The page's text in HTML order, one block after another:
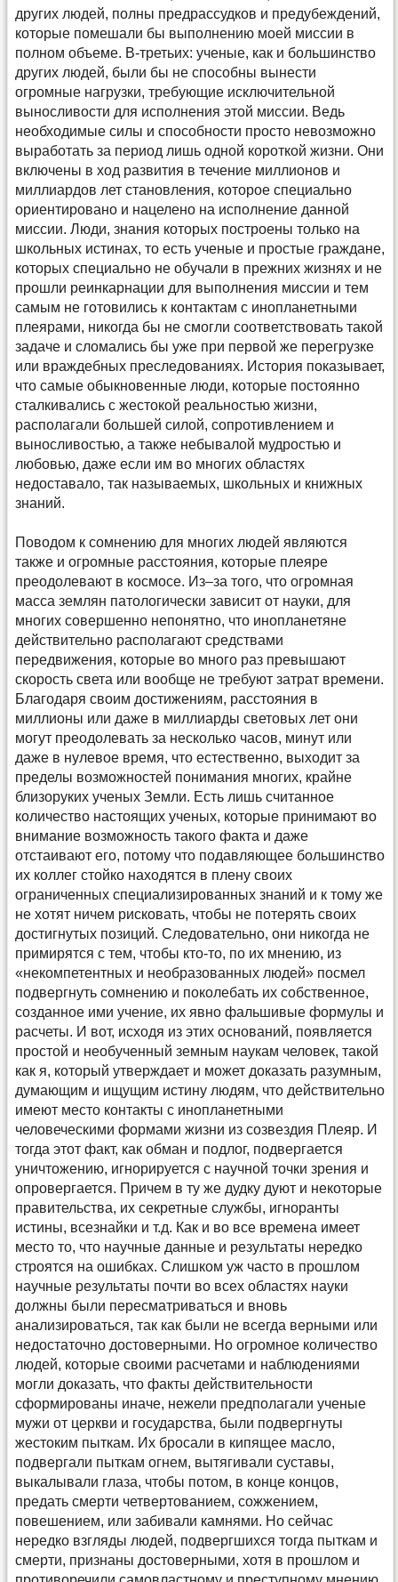
других людей, полны предрассудков и предубеждений,
которые помешали бы выполнению моей миссии в
полном объеме. В-третьих: ученые, как и большинство
других людей, были бы не способны вынести
огромные нагрузки, требующие исключительной
выносливости для исполнения этой миссии. Ведь
необходимые силы и способности просто невозможно
выработать за период лишь одной короткой жизни. Они
включены в ход развития в течение миллионов и
миллиардов лет становления, которое специально
ориентировано и нацелено на исполнение данной
миссии. Люди, знания которых построены только на
школьных истинах, то есть ученые и простые граждане,
которых специально не обучали в прежних жизнях и не
прошли реинкарнации для выполнения миссии и тем
самым не готовились к контактам с инопланетными
плеярами, никогда бы не смогли соответствовать такой
задаче и сломались бы уже при первой же перегрузке
или враждебных преследованиях. История показывает,
что самые обыкновенные люди, которые постоянно
сталкивались с жестокой реальностью жизни,
располагали большей силой, сопротивлением и
выносливостью, а также небывалой мудростью и
любовью, даже если им во многих областях
недоставало, так называемых, школьных и книжных
знаний.
Поводом к сомнению для многих людей являются
также и огромные расстояния, которые плеяре
преодолевают в космосе. Из–за того, что огромная
масса землян патологически зависит от науки, для
многих совершенно непонятно, что инопланетяне
действительно располагают средствами
передвижения, которые во много раз превышают
скорость света или вообще не требуют затрат времени.
Благодаря своим достижениям, расстояния в
миллионы или даже в миллиарды световых лет они
могут преодолевать за несколько часов, минут или
даже в нулевое время, что естественно, выходит за
пределы возможностей понимания многих, крайне
близоруких ученых Земли. Есть лишь считанное
количество настоящих ученых, которые принимают во
внимание возможность такого факта и даже
отстаивают его, потому что подавляющее большинство
их коллег стойко находятся в плену своих
ограниченных специализированных знаний и к тому же
не хотят ничем рисковать, чтобы не потерять своих
достигнутых позиций. Следовательно, они никогда не
примирятся с тем, чтобы кто-то, по их мнению, из
«некомпетентных и необразованных людей» посмел
подвергнуть сомнению и поколебать их собственное,
созданное ими учение, их явно фальшивые формулы и
расчеты. И вот, исходя из этих оснований, появляется
простой и необученный земным наукам человек, такой
как я, который утверждает и может доказать разумным,
думающим и ищущим истину людям, что действительно
имеют место контакты с инопланетными
человеческими формами жизни из созвездия Плеяр. И
тогда этот факт, как обман и подлог, подвергается
уничтожению, игнорируется с научной точки зрения и
опровергается. Причем в ту же дудку дуют и некоторые
правительства, их секретные службы, игноранты
истины, всезнайки и т.д. Как и во все времена имеет
место то, что научные данные и результаты нередко
строятся на ошибках. Слишком уж часто в прошлом
научные результаты почти во всех областях науки
должны были пересматриваться и вновь
анализироваться, так как были не всегда верными или
недостаточно достоверными. Но огромное количество
людей, которые своими расчетами и наблюдениями
могли доказать, что факты действительности
сформированы иначе, нежели предполагали ученые
мужи от церкви и государства, были подвергнуты
жестоким пыткам. Их бросали в кипящее масло,
подвергали пыткам огнем, вытягивали суставы,
выкалывали глаза, чтобы потом, в конце концов,
предать смерти четвертованием, сожжением,
повешением, или забивали камнями. Но сейчас
нередко взгляды людей, подвергшихся тогда пыткам и
смерти, признаны достоверными, хотя в прошлом и